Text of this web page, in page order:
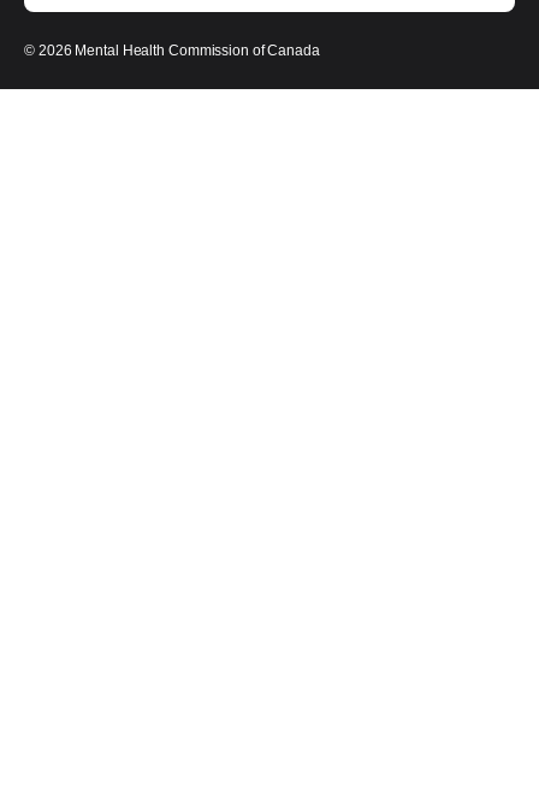
© 2026 Mental Health Commission of Canada